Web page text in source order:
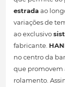
estradaao
variações de
ao exclusivo
fabricante.
no centro da
que promovem
rolamento.